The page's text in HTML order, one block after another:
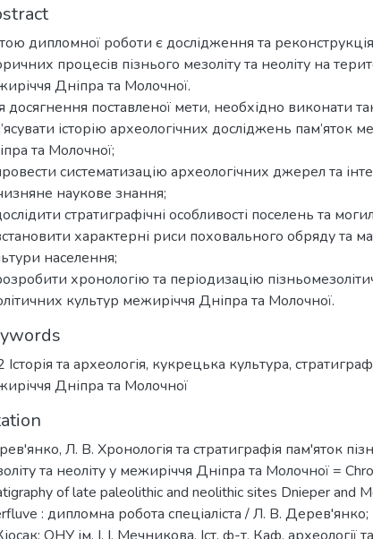
дипломної роботи є дослідження та
процесів пізнього мезоліту та неоліту на
Дніпра та Молочної.
досягнення поставленої мети, необхідно виконати
історію археологічних досліджень пам’яток
та Молочної;
систематизацію археологічних джерел та
наукове знання;
стратиграфічні особливості поселень та
характерні риси поховального обряду та
населення;
хронологію та періодизацію
культур межиріччя Дніпра та Молочної.
та археологія, кукрецька культура,
Дніпра та Молочної
Л. В. Хронологія та стратиграфія пам'яток
та неоліту у межиріччя Дніпра та Молочної =
of late paleolithic and neolithic sites Dnieper and
: дипломна робота спеціаліста / Л. В.